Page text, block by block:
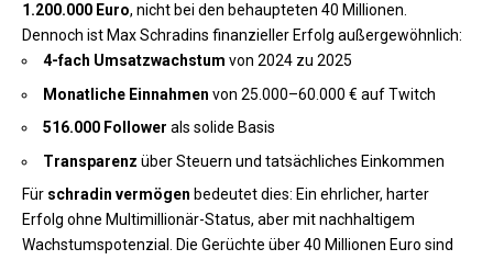
1.200.000 Euro, nicht bei den behaupteten 40 Millionen.
Dennoch ist Max Schradins finanzieller Erfolg außergewöhnlich:
4-fach Umsatzwachstum von 2024 zu 2025
Monatliche Einnahmen von 25.000–60.000 € auf Twitch
516.000 Follower als solide Basis
Transparenz über Steuern und tatsächliches Einkommen
Für schradin vermögen bedeutet dies: Ein ehrlicher, harter
Erfolg ohne Multimillionär-Status, aber mit nachhaltigem
Wachstumspotenzial. Die Gerüchte über 40 Millionen Euro sind